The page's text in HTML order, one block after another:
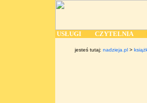
USŁUGI CZYTELNIA
jesteś tutaj: nadzieja.pl >